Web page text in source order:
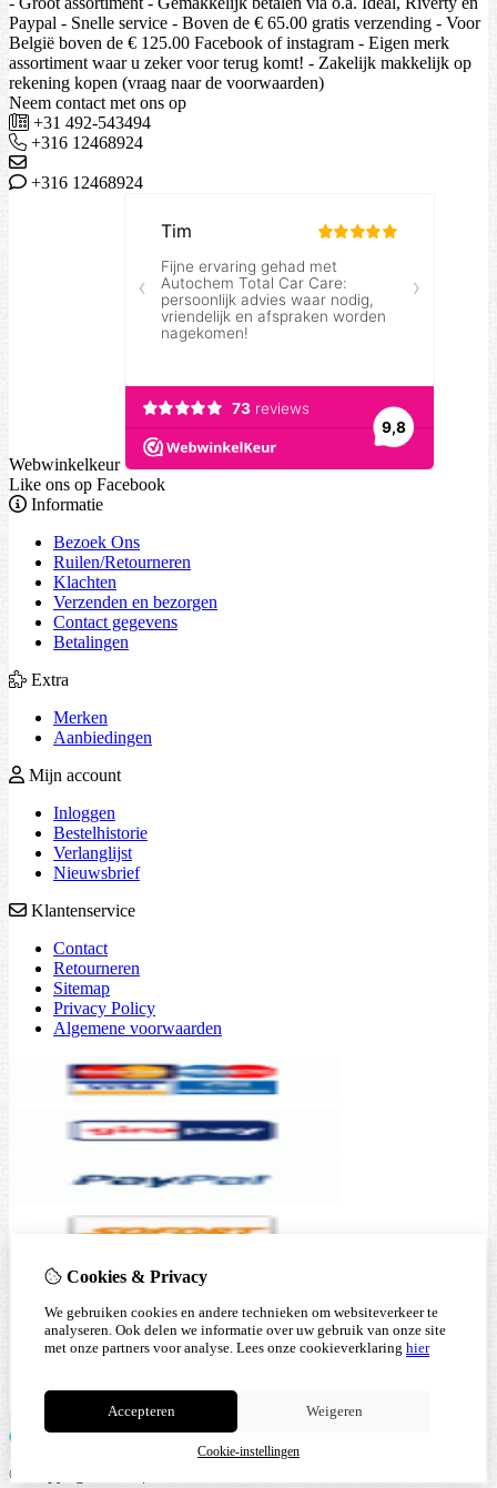
Paypal - Snelle service - Boven de € 65.00 gratis verzending - Voor
België boven de € 125.00 Facebook of instagram - Eigen merk
assortiment waar u zeker voor terug komt! - Zakelijk makkelijk op
rekening kopen (vraag naar de voorwaarden)
Neem contact met ons op
+31 492-543494
+316 12468924
+316 12468924
Webwinkelkeur
Like ons op Facebook
Informatie
Bezoek Ons
Ruilen/Retourneren
Klachten
Verzenden en bezorgen
Contact gegevens
Betalingen
Extra
Merken
Aanbiedingen
Mijn account
Inloggen
Bestelhistorie
Verlanglijst
Nieuwsbrief
Klantenservice
Contact
Retourneren
Sitemap
Privacy Policy
Algemene voorwaarden
© Copyright 2026 |
Cookies & Privacy
We gebruiken cookies en andere technieken om websiteverkeer te
analyseren. Ook delen we informatie over uw gebruik van onze site
met onze partners voor analyse. Lees onze cookieverklaring hier
Accepteren Weigeren
Cookie-instellingen